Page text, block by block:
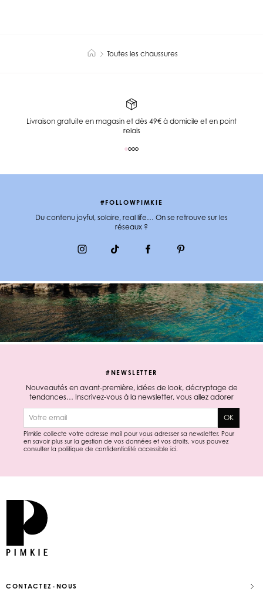
Toutes les chaussures
Livraison gratuite en magasin et dès 49€ à domicile et en point
relais
#FOLLOWPIMKIE
Du contenu joyful, solaire, real life… On se retrouve sur les
réseaux ?
#NEWSLETTER
Nouveautés en avant-première, idées de look, décryptage de
tendances… Inscrivez-vous à la newsletter, vous allez adorer
OK
Pimkie collecte votre adresse mail pour vous adresser sa newsletter. Pour
en savoir plus sur la gestion de vos données et vos droits, vous pouvez
consulter la politique de confidentialité accessible ici.
CONTACTEZ-NOUS